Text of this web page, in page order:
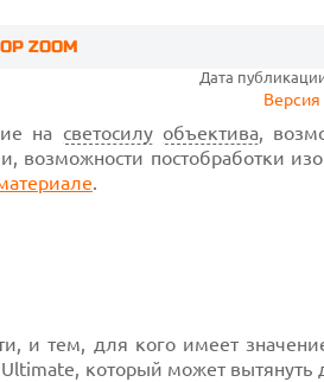
ZOOM
Дата
Версия
на светосилу объектива,
возможности постобработки
.
и тем, для кого имеет
который может вытянуть